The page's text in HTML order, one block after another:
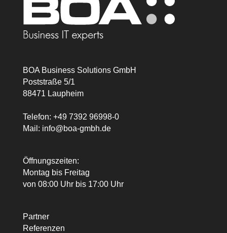
BOA Business Solutions GmbH
Poststraße 5/1
88471 Laupheim
Telefon: +49 7392 96998-0
Mail: info@boa-gmbh.de
Öffnungszeiten:
Montag bis Freitag
von 08:00 Uhr bis 17:00 Uhr
Partner
Referenzen